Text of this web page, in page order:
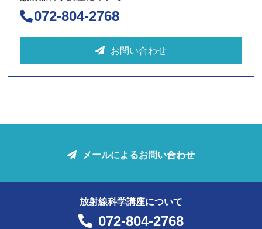
072-804-2768
お問い合わせ
メールによるお問い合わせ
放射線科学講座について
072-804-2768